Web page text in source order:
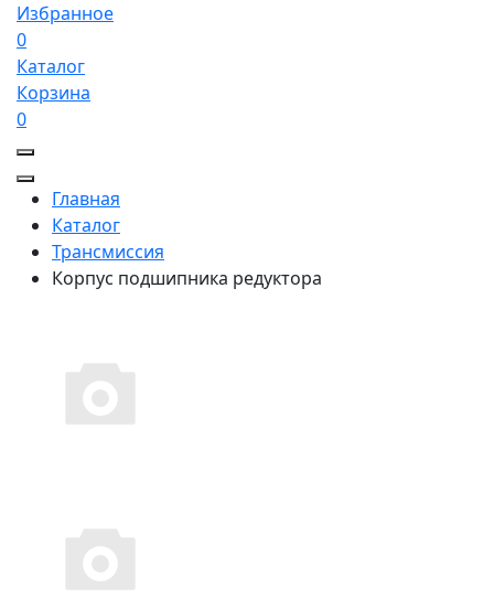
Избранное
0
Каталог
Корзина
0
Главная
Каталог
Трансмиссия
Корпус подшипника редуктора